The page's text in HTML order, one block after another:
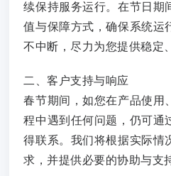
续保持服务运行。在节日期
值与保障方式，确保系统运
不中断，尽力为您提供稳定
二、客户支持与响应
春节期间，如您在产品使用
程中遇到任何问题，仍可通
得联系。我们将根据实际情
求，并提供必要的协助与支